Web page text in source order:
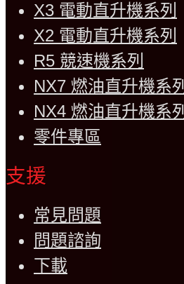
X3 電動直升機系列
X2 電動直升機系列
R5 競速機系列
NX7 燃油直升機系列
NX4 燃油直升機系列
零件專區
支援
常見問題
問題諮詢
下載